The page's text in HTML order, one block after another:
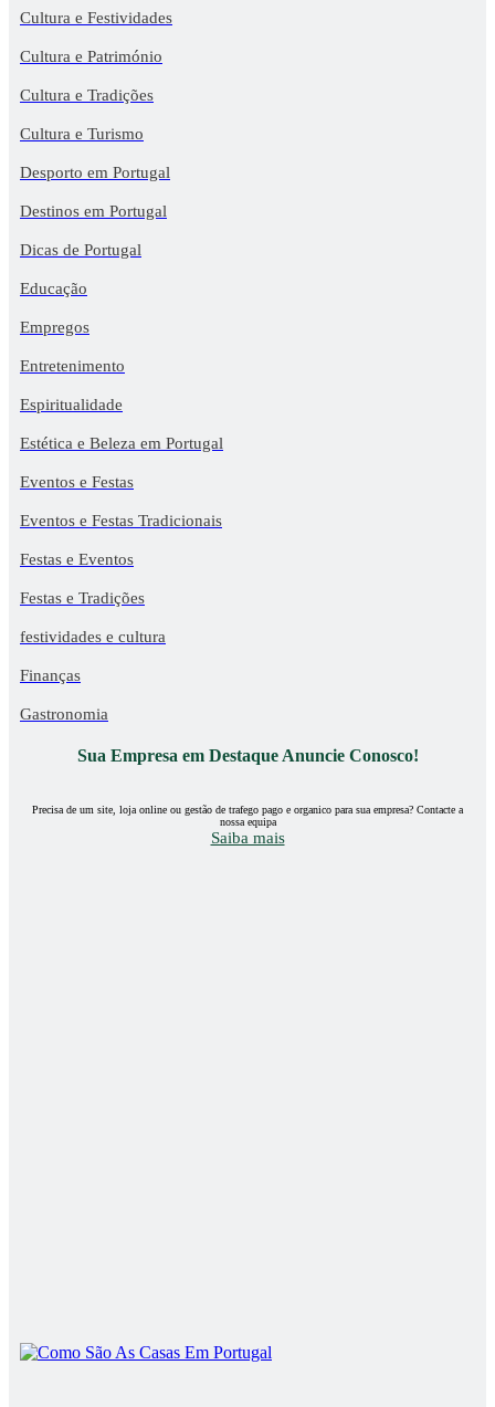
Cultura e Festividades
Cultura e Património
Cultura e Tradições
Cultura e Turismo
Desporto em Portugal
Destinos em Portugal
Dicas de Portugal
Educação
Empregos
Entretenimento
Espiritualidade
Estética e Beleza em Portugal
Eventos e Festas
Eventos e Festas Tradicionais
Festas e Eventos
Festas e Tradições
festividades e cultura
Finanças
Gastronomia
Sua Empresa em Destaque Anuncie Conosco!
Precisa de um site, loja online ou gestão de trafego pago e organico para sua empresa? Contacte a
nossa equipa
Saiba mais